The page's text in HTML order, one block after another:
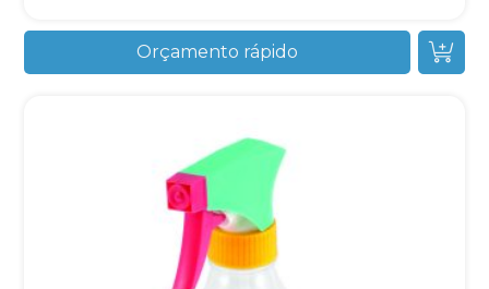
Orçamento rápido